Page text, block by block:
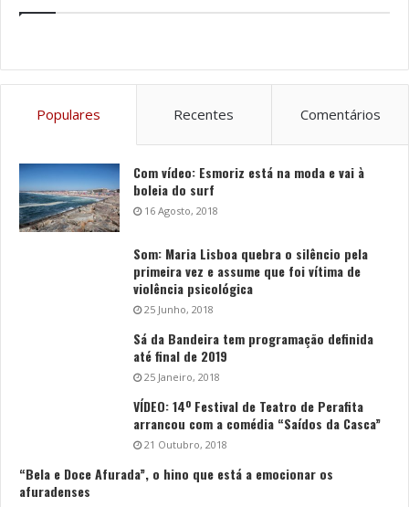
Populares Recentes Comentários
Com vídeo: Esmoriz está na moda e vai à
boleia do surf
16 Agosto, 2018
Som: Maria Lisboa quebra o silêncio pela
primeira vez e assume que foi vítima de
violência psicológica
25 Junho, 2018
Sá da Bandeira tem programação definida
até final de 2019
25 Janeiro, 2018
VÍDEO: 14º Festival de Teatro de Perafita
arrancou com a comédia “Saídos da Casca”
21 Outubro, 2018
“Bela e Doce Afurada”, o hino que está a emocionar os
afuradenses